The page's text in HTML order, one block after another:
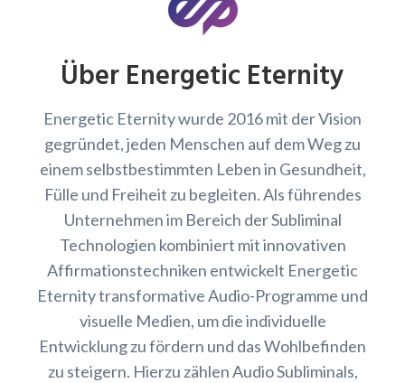
Über Energetic Eternity
Energetic Eternity wurde 2016 mit der Vision
gegründet, jeden Menschen auf dem Weg zu
einem selbstbestimmten Leben in Gesundheit,
Fülle und Freiheit zu begleiten. Als führendes
Unternehmen im Bereich der Subliminal
Technologien kombiniert mit innovativen
Affirmationstechniken entwickelt Energetic
Eternity transformative Audio-Programme und
visuelle Medien, um die individuelle
Entwicklung zu fördern und das Wohlbefinden
zu steigern. Hierzu zählen Audio Subliminals,